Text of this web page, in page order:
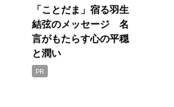
「ことだま」宿る羽生
結弦のメッセージ 名
言がもたらす心の平穏
と潤い
PR